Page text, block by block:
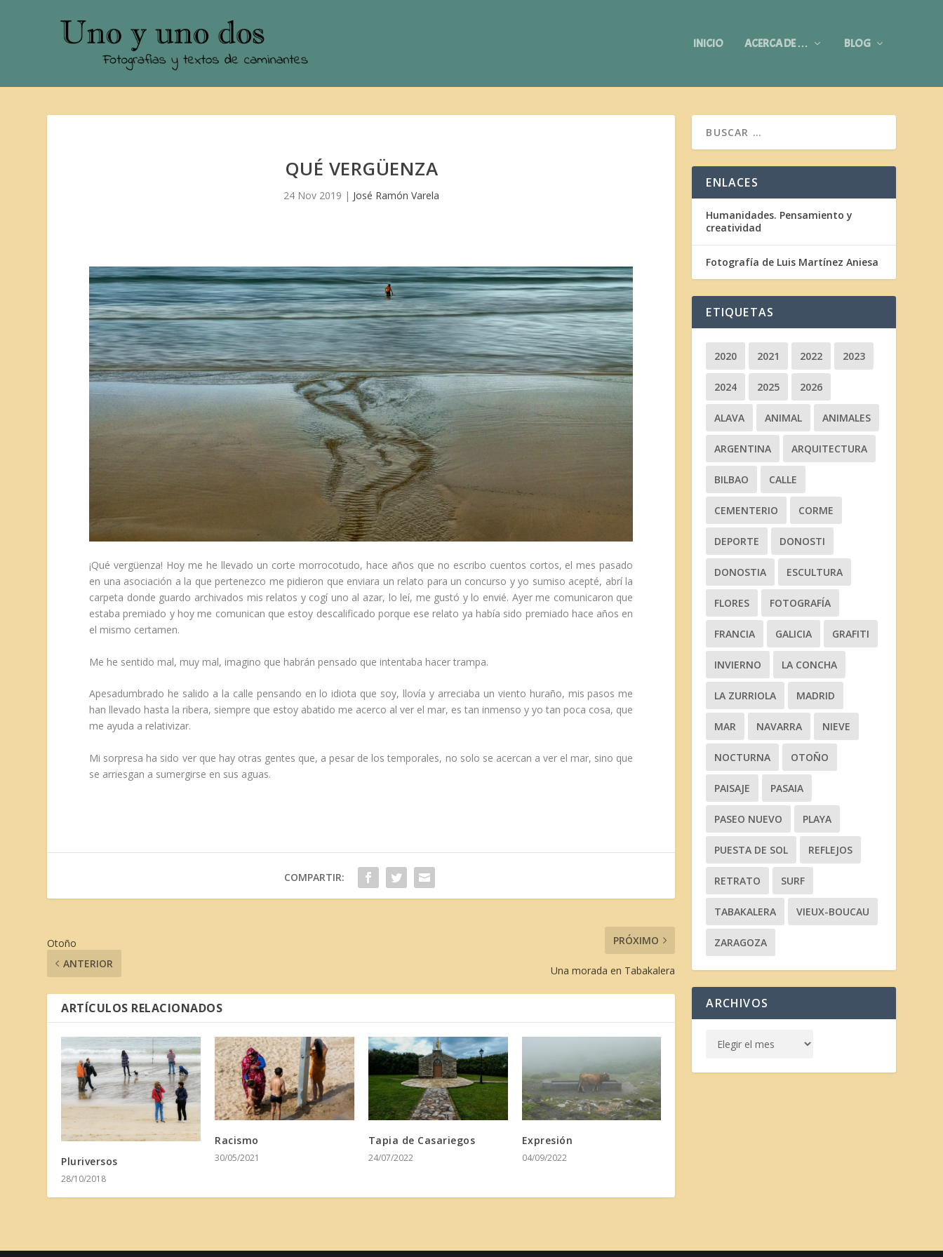
INICIO ACERCA DE … BLOG
QUÉ VERGÜENZA
24 Nov 2019 | José Ramón Varela
¡Qué vergüenza! Hoy me he llevado un corte morrocotudo, hace años que no escribo cuentos cortos, el mes pasado
en una asociación a la que pertenezco me pidieron que enviara un relato para un concurso y yo sumiso acepté, abrí la
carpeta donde guardo archivados mis relatos y cogí uno al azar, lo leí, me gustó y lo envié. Ayer me comunicaron que
estaba premiado y hoy me comunican que estoy descalificado porque ese relato ya había sido premiado hace años en
el mismo certamen.
Me he sentido mal, muy mal, imagino que habrán pensado que intentaba hacer trampa.
Apesadumbrado he salido a la calle pensando en lo idiota que soy, llovía y arreciaba un viento huraño, mis pasos me
han llevado hasta la ribera, siempre que estoy abatido me acerco al ver el mar, es tan inmenso y yo tan poca cosa, que
me ayuda a relativizar.
Mi sorpresa ha sido ver que hay otras gentes que, a pesar de los temporales, no solo se acercan a ver el mar, sino que
se arriesgan a sumergirse en sus aguas.
COMPARTIR:
Otoño
ANTERIOR
PRÓXIMO
Una morada en Tabakalera
ARTÍCULOS RELACIONADOS
Pluriversos
28/10/2018
Racismo
30/05/2021
Tapia de Casariegos
24/07/2022
Expresión
04/09/2022
ENLACES
Humanidades. Pensamiento y
creatividad
Fotografía de Luis Martínez Aniesa
ETIQUETAS
2020 2021 2022 2023
2024 2025 2026
ALAVA ANIMAL ANIMALES
ARGENTINA ARQUITECTURA
BILBAO CALLE
CEMENTERIO CORME
DEPORTE DONOSTI
DONOSTIA ESCULTURA
FLORES FOTOGRAFÍA
FRANCIA GALICIA GRAFITI
INVIERNO LA CONCHA
LA ZURRIOLA MADRID
MAR NAVARRA NIEVE
NOCTURNA OTOÑO
PAISAJE PASAIA
PASEO NUEVO PLAYA
PUESTA DE SOL REFLEJOS
RETRATO SURF
TABAKALERA VIEUX-BOUCAU
ZARAGOZA
ARCHIVOS